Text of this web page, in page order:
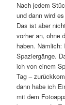
Nach jedem
und dann wird
Das ist aber
vorher an, ohne
haben. Nämlich:
Spaziergänge.
ich von einem
Tag –
dann habe ich
mit dem